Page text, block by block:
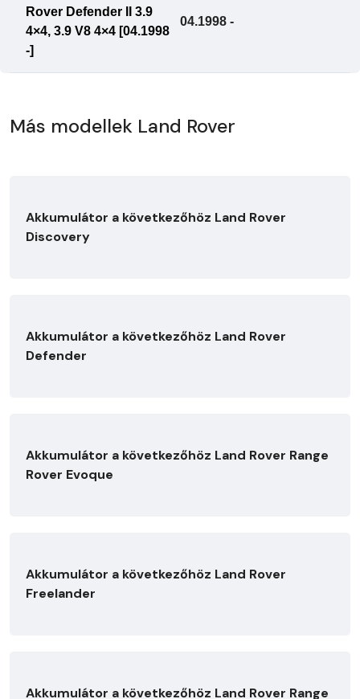
Rover Defender II 3.9
4×4, 3.9 V8 4×4 [04.1998
-]
04.1998 -
Más modellek Land Rover
Akkumulátor a következőhöz Land Rover
Discovery
Akkumulátor a következőhöz Land Rover
Defender
Akkumulátor a következőhöz Land Rover Range
Rover Evoque
Akkumulátor a következőhöz Land Rover
Freelander
Akkumulátor a következőhöz Land Rover Range